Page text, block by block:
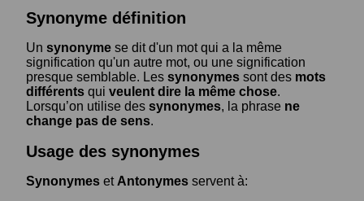
Synonyme définition
Un synonyme se dit d'un mot qui a la même
signification qu'un autre mot, ou une signification
presque semblable. Les synonymes sont des mots
différents qui veulent dire la même chose.
Lorsqu’on utilise des synonymes, la phrase ne
change pas de sens.
Usage des synonymes
Synonymes etAntonymes servent à: